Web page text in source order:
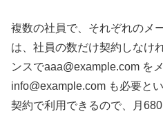
複数の社員で、それぞれのメ
は、社員の数だけ契約しなけ
ンスでaaa@example.com を
info@example.com も必要と
契約で利用できるので、月